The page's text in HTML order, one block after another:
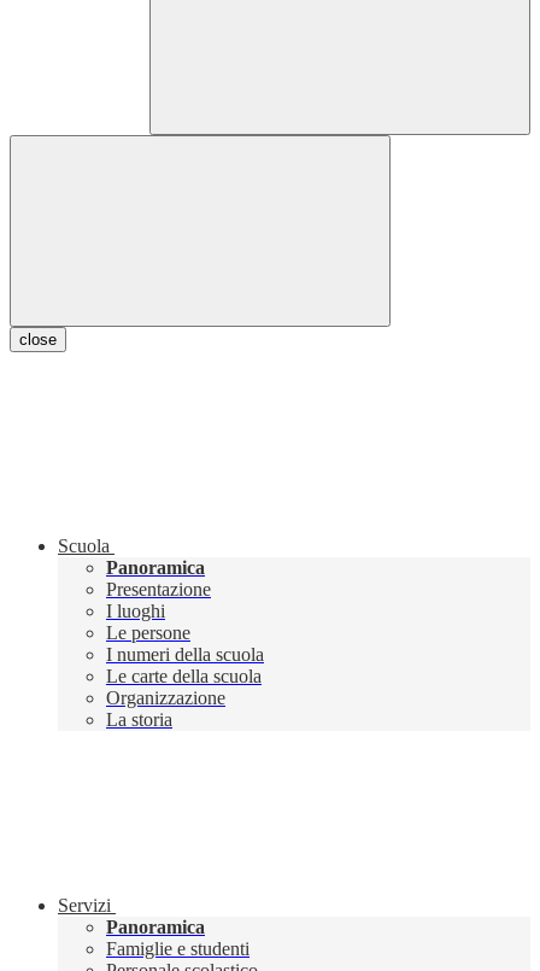
close
Scuola
Panoramica
Presentazione
I luoghi
Le persone
I numeri della scuola
Le carte della scuola
Organizzazione
La storia
Servizi
Panoramica
Famiglie e studenti